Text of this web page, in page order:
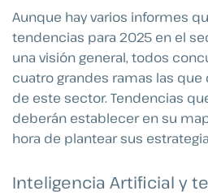
Aunque hay varios informes
tendencias para 2025 en el
una visión general, todos
cuatro grandes ramas las
de este sector. Tendencias
deberán establecer en su
hora de plantear sus
Inteligencia Artificial y